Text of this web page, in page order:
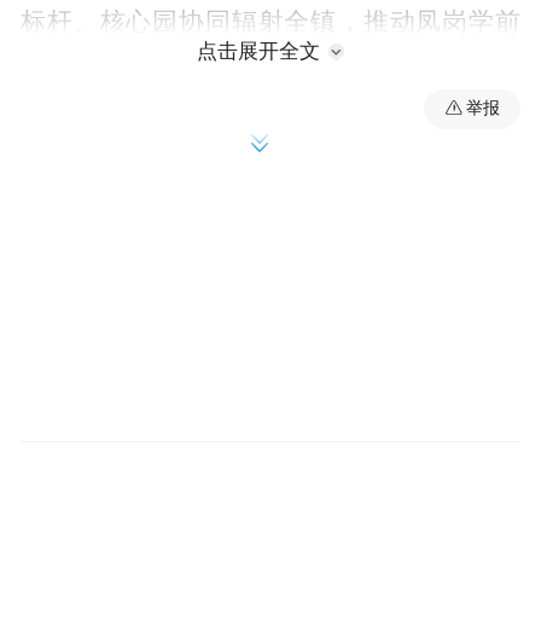
标杆、核心园协同辐射全镇，推动凤岗学前
教育迈向优质均衡发展新阶段。随后，嘉宾
们携手为凤岗镇城乡学前教育一体化管理资
源中心按下启动键，标志着凤岗学前教育事
点击展开全文
举报